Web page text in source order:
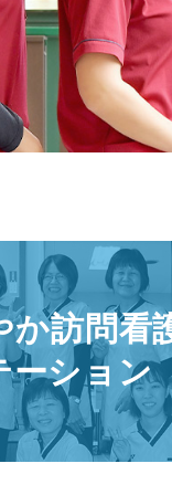
か訪問看
ーション